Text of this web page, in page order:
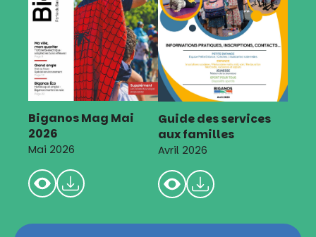
Biganos Mag Mai
2026
Mai 2026
Guide des services
aux familles
Avril 2026